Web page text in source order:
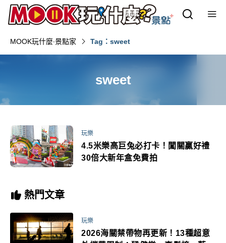
MOOK玩什麼‧景點家 Tag：sweet
sweet
玩樂
4.5米樂高巨兔必打卡！闖關贏好禮
30倍大新年盒免費拍
熱門文章
玩樂
2026海關禁帶物再更新！13種超意